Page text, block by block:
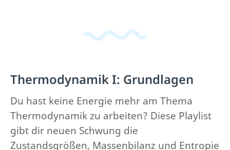
Thermodynamik I: Grundlagen
Du hast keine Energie mehr am Thema
Thermodynamik zu arbeiten? Diese Playlist
gibt dir neuen Schwung die
Zustandsgrößen, Massenbilanz und Entropie